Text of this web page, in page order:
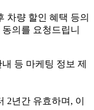
차량 할인 혜택 등의
의를 요청드립니
등 마케팅 정보 제
2년간 유효하며, 이